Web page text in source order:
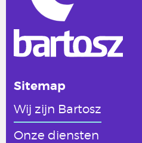
Sitemap
Wij zijn Bartosz
Onze diensten